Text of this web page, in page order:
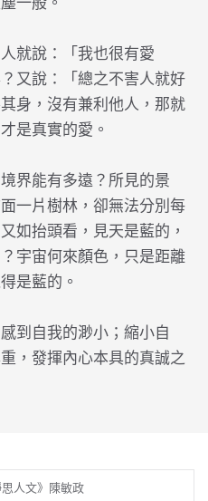
就說：「我也很有愛
又說：「總之不害人就好
身，沒有兼利他人，那就
是真實的愛。
界能有多遠？所見的景
一片樹林，卻無法分別每
如抬頭看，見天是藍的，
宇宙何來顏色，只是距離
是藍的。
到自我的渺小；縮小自
，發揮內心本具的真誠之
人文》陳敏政